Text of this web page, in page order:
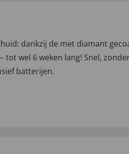
dankzij de met diamant
tot wel 6 weken lang! Snel,
batterijen.